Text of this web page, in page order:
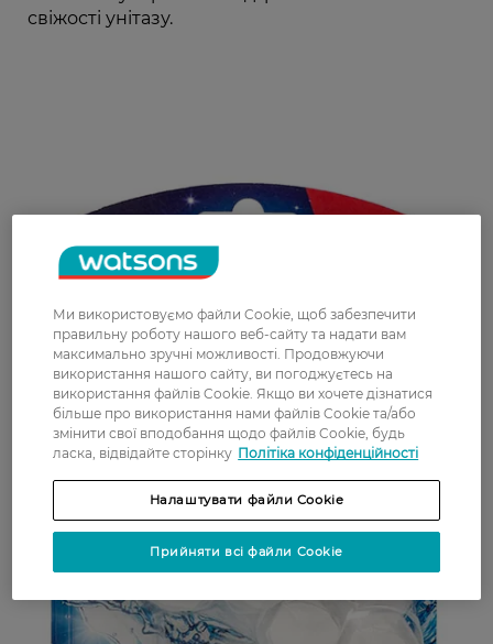
свіжості унітазу.
Ми використовуємо файли Cookie, щоб забезпечити
правильну роботу нашого веб-сайту та надати вам
максимально зручні можливості. Продовжуючи
використання нашого сайту, ви погоджуєтесь на
використання файлів Cookie. Якщо ви хочете дізнатися
більше про використання нами файлів Cookie та/або
змінити свої вподобання щодо файлів Cookie, будь
ласка, відвідайте сторінку Політіка конфіденційності
Налаштувати файли Cookie
Прийняти всі файли Cookie